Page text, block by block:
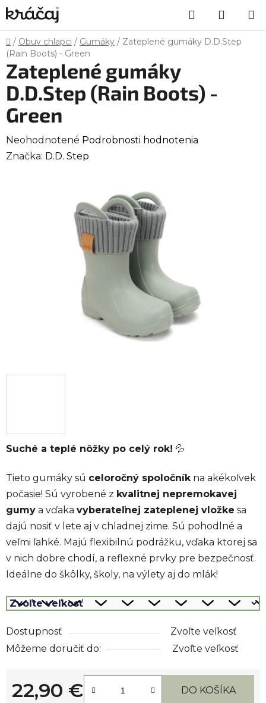
Prejsť
na
obsah
Hľadať
KOŠÍK
Domov
/ Obuv chlapci / Gumáky / Zateplené gumáky D.D.Step
(Rain Boots) - Green
Suché a teplé nôžky po celý rok! 💦
Tieto gumáky sú celoročný spoločník na akékoľvek
počasie! Sú vyrobené z kvalitnej nepremokavej
gumy a vďaka vyberateľnej zateplenej vložke sa
dajú nosiť v lete aj v chladnej zime. Sú pohodlné a
veľmi ľahké. Majú flexibilnú podrážku, vďaka ktorej sa
v nich dobre chodí, a reflexné prvky pre bezpečnosť.
Ideálne do škôlky, školy, na výlety aj do mlák!
Dostupnosť
Zvoľte veľkosť
Môžeme doručiť do:
Zvoľte veľkosť
22,90 € DO KOŠÍKA
Zateplené gumáky
D.D.Step (Rain Boots) -
Green
Priemerné
hodnotenie
Neohodnotené Podrobnosti hodnotenia
Značka: D.D. Step